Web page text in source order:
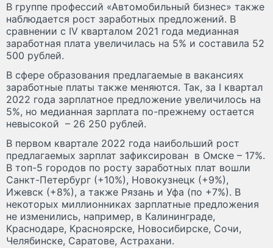
В группе профессий «Автомобильный бизнес» также
наблюдается рост заработных предложений. В
сравнении с IV кварталом 2021 года медианная
заработная плата увеличилась на 5% и составила 52
500 рублей.
В сфере образования предлагаемые в вакансиях
заработные платы также меняются. Так, за I квартал
2022 года зарплатное предложение увеличилось на
5%, но медианная зарплата по-прежнему остается
невысокой – 26 250 рублей.
В первом квартале 2022 года наибольший рост
предлагаемых зарплат зафиксирован в Омске – 17%.
В топ-5 городов по росту заработных плат вошли
Санкт-Петербург (+10%), Новокузнецк (+9%),
Ижевск (+8%), а также Рязань и Уфа (по +7%). В
некоторых миллионниках зарплатные предложения
не изменились, например, в Калининграде,
Краснодаре, Красноярске, Новосибирске, Сочи,
Челябинске, Саратове, Астрахани.